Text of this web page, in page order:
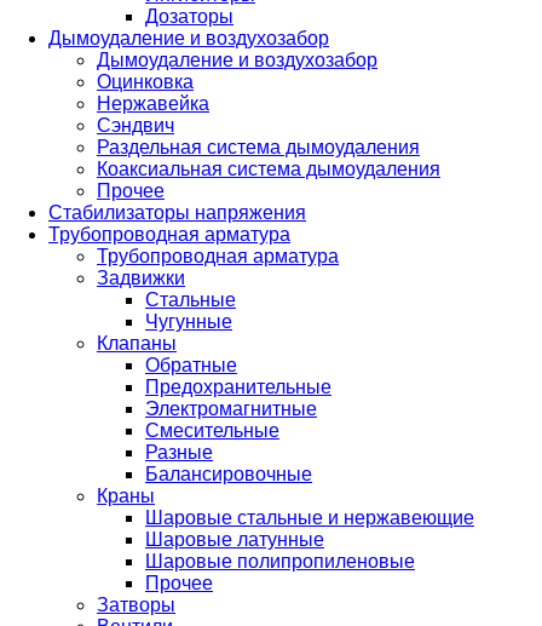
Дозаторы
Дымоудаление и воздухозабор
Дымоудаление и воздухозабор
Оцинковка
Нержавейка
Сэндвич
Раздельная система дымоудаления
Коаксиальная система дымоудаления
Прочее
Стабилизаторы напряжения
Трубопроводная арматура
Трубопроводная арматура
Задвижки
Стальные
Чугунные
Клапаны
Обратные
Предохранительные
Электромагнитные
Смесительные
Разные
Балансировочные
Краны
Шаровые стальные и нержавеющие
Шаровые латунные
Шаровые полипропиленовые
Прочее
Затворы